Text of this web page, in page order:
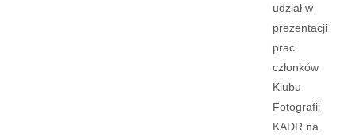
udział w
prezentacji
prac
członków
Klubu
Fotografii
KADR na